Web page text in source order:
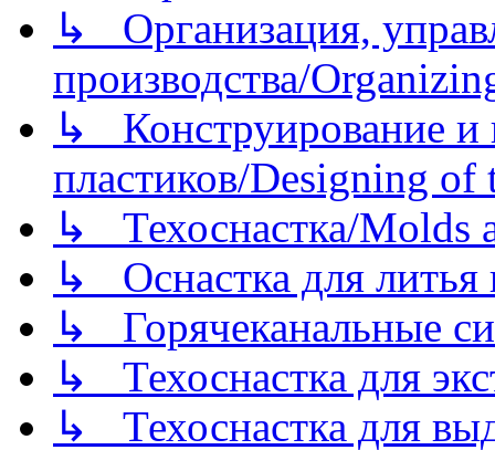
↳ Организация,
производства/
↳ Конструирование и
пластиков/Designing of
↳ Техоснастка/Molds
↳ Оснастка для литья
↳ Горячеканальные
↳ Техоснастка для
↳ Техоснастка для